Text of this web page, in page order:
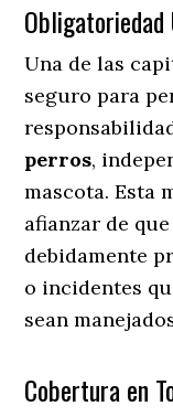
Obligatoriedad
Una de las
seguro para
perros,
mascota. Esta
afianzar de
debidamente
o incidentes
sean
Cobertura en